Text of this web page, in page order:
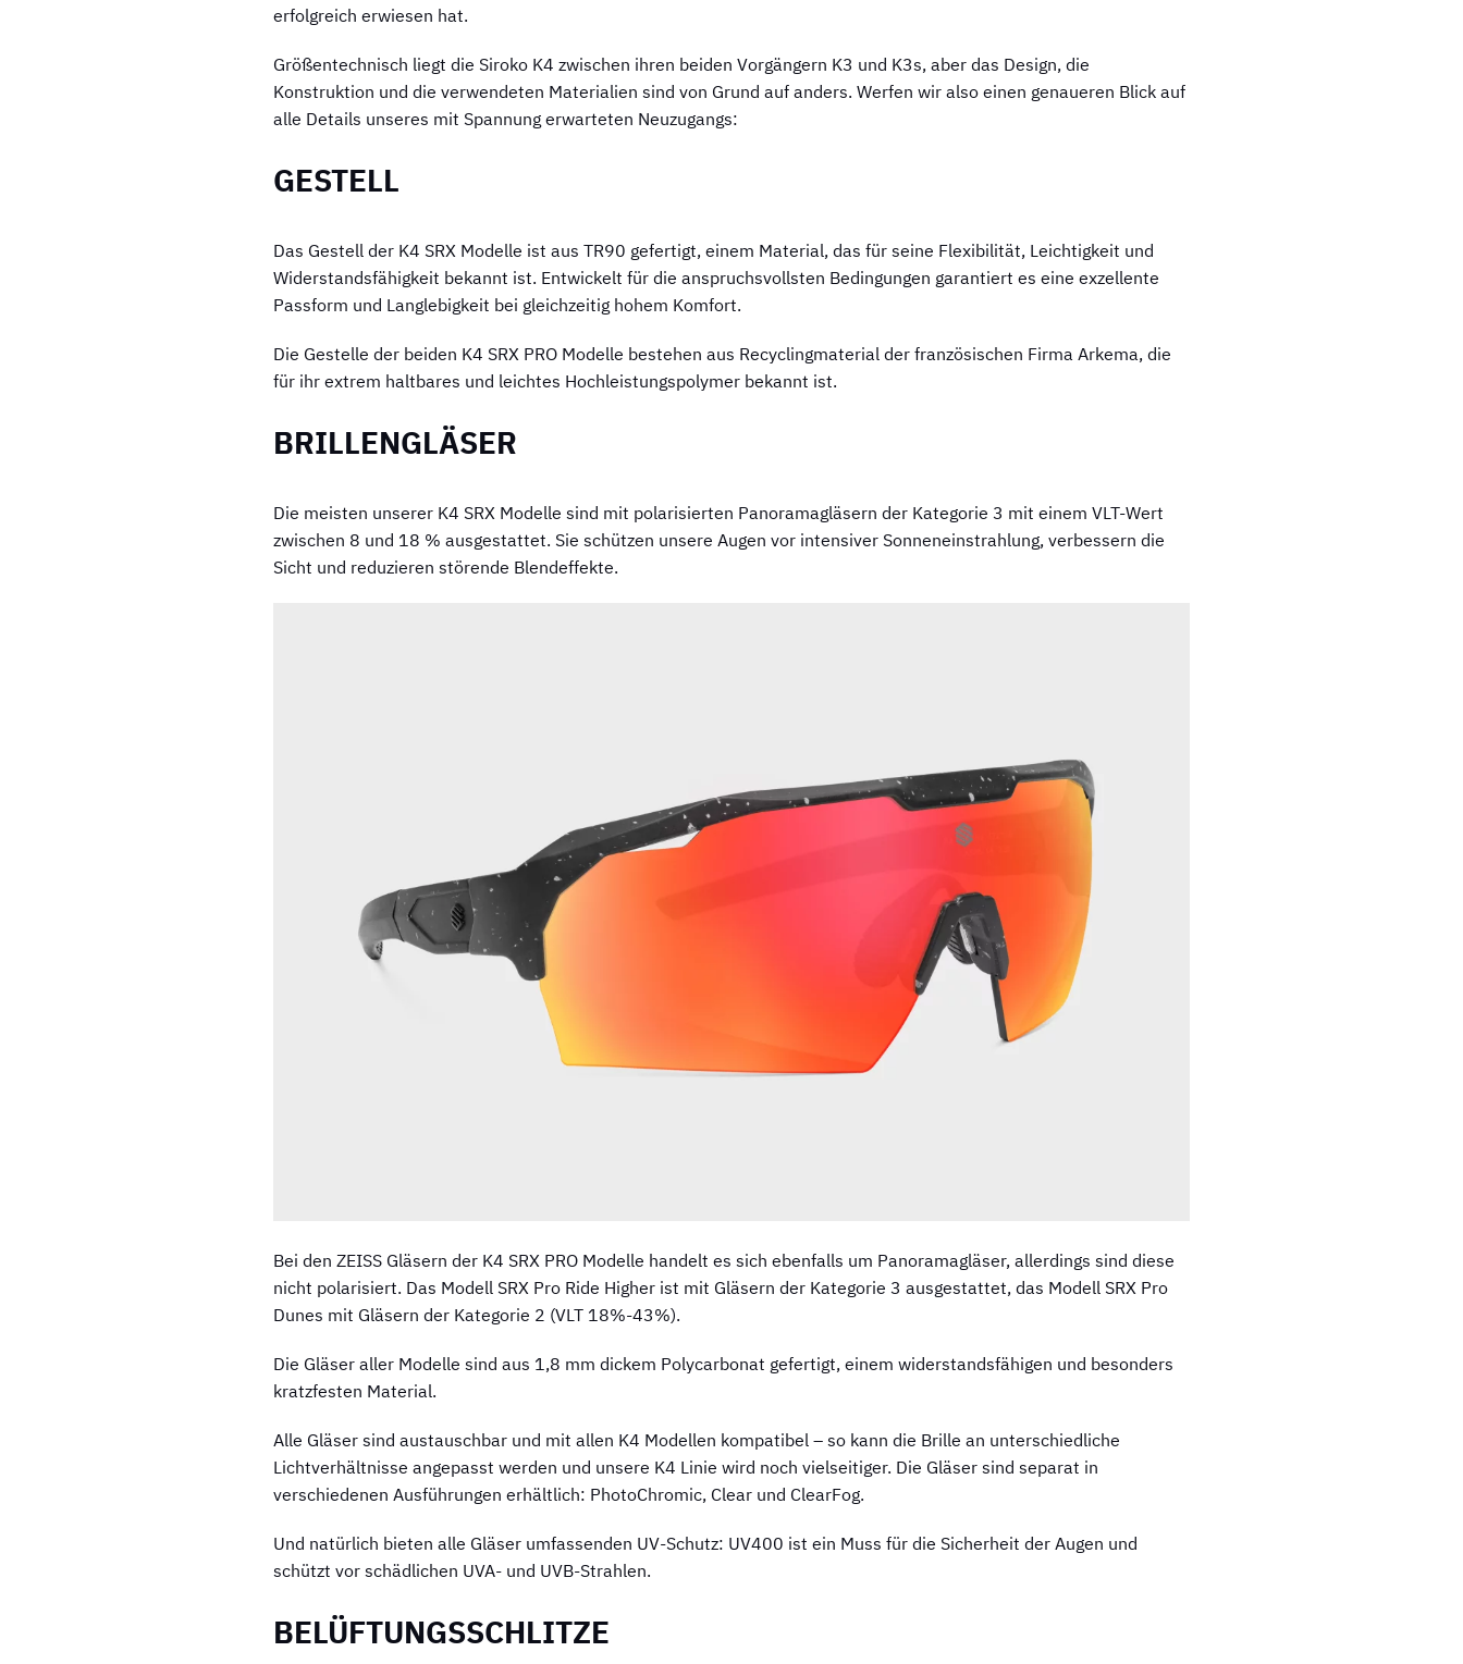
erfolgreich erwiesen hat.
Größentechnisch liegt die Siroko K4 zwischen ihren beiden Vorgängern K3 und K3s, aber das Design, die
Konstruktion und die verwendeten Materialien sind von Grund auf anders. Werfen wir also einen genaueren Blick auf
alle Details unseres mit Spannung erwarteten Neuzugangs:
GESTELL
Das Gestell der K4 SRX Modelle ist aus TR90 gefertigt, einem Material, das für seine Flexibilität, Leichtigkeit und
Widerstandsfähigkeit bekannt ist. Entwickelt für die anspruchsvollsten Bedingungen garantiert es eine exzellente
Passform und Langlebigkeit bei gleichzeitig hohem Komfort.
Die Gestelle der beiden K4 SRX PRO Modelle bestehen aus Recyclingmaterial der französischen Firma Arkema, die
für ihr extrem haltbares und leichtes Hochleistungspolymer bekannt ist.
BRILLENGLÄSER
Die meisten unserer K4 SRX Modelle sind mit polarisierten Panoramagläsern der Kategorie 3 mit einem VLT-Wert
zwischen 8 und 18 % ausgestattet. Sie schützen unsere Augen vor intensiver Sonneneinstrahlung, verbessern die
Sicht und reduzieren störende Blendeffekte.
Bei den ZEISS Gläsern der K4 SRX PRO Modelle handelt es sich ebenfalls um Panoramagläser, allerdings sind diese
nicht polarisiert. Das Modell SRX Pro Ride Higher ist mit Gläsern der Kategorie 3 ausgestattet, das Modell SRX Pro
Dunes mit Gläsern der Kategorie 2 (VLT 18%-43%).
Die Gläser aller Modelle sind aus 1,8 mm dickem Polycarbonat gefertigt, einem widerstandsfähigen und besonders
kratzfesten Material.
Alle Gläser sind austauschbar und mit allen K4 Modellen kompatibel – so kann die Brille an unterschiedliche
Lichtverhältnisse angepasst werden und unsere K4 Linie wird noch vielseitiger. Die Gläser sind separat in
verschiedenen Ausführungen erhältlich: PhotoChromic, Clear und ClearFog.
Und natürlich bieten alle Gläser umfassenden UV-Schutz: UV400 ist ein Muss für die Sicherheit der Augen und
schützt vor schädlichen UVA- und UVB-Strahlen.
BELÜFTUNGSSCHLITZE